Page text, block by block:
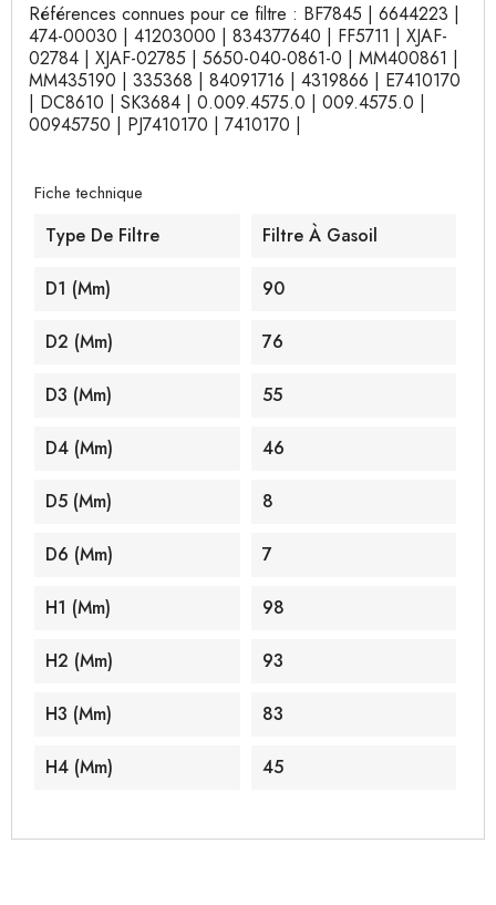
Références connues pour ce filtre : BF7845 | 6644223 |
474-00030 | 41203000 | 834377640 | FF5711 | XJAF-
02784 | XJAF-02785 | 5650-040-0861-0 | MM400861 |
MM435190 | 335368 | 84091716 | 4319866 | E7410170
| DC8610 | SK3684 | 0.009.4575.0 | 009.4575.0 |
00945750 | PJ7410170 | 7410170 |
Fiche technique
Type De Filtre Filtre À Gasoil
D1 (mm) 90
D2 (mm) 76
D3 (mm) 55
D4 (mm) 46
D5 (mm) 8
D6 (mm) 7
H1 (mm) 98
H2 (mm) 93
H3 (mm) 83
H4 (mm) 45